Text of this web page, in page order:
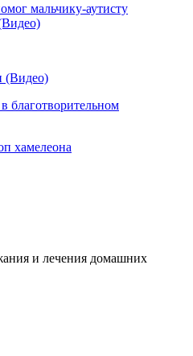
мальчику-аутисту
(Видео)
благотворительном
хамелеона
и лечения домашних